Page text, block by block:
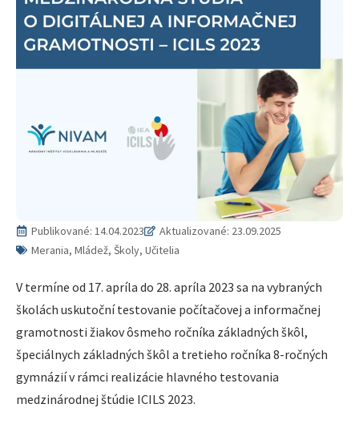
Publikované: 14.04.2023
Aktualizované: 23.09.2025
Merania, Mládež, Školy, Učitelia
V termíne od 17. apríla do 28. apríla 2023 sa na vybraných
školách uskutoční testovanie počítačovej a informačnej
gramotnosti žiakov ôsmeho ročníka základných škôl,
špeciálnych základných škôl a tretieho ročníka 8-ročných
gymnázií v rámci realizácie hlavného testovania
medzinárodnej štúdie ICILS 2023.